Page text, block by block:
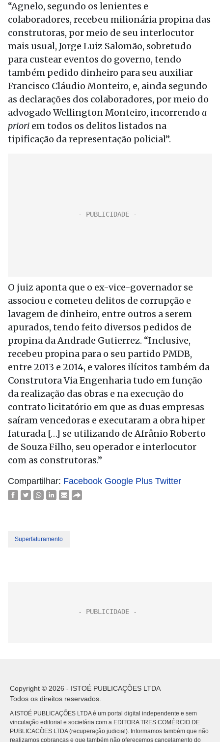
“Agnelo, segundo os lenientes e
colaboradores, recebeu milionária propina das
construtoras, por meio de seu interlocutor
mais usual, Jorge Luiz Salomão, sobretudo
para custear eventos do governo, tendo
também pedido dinheiro para seu auxiliar
Francisco Cláudio Monteiro, e, ainda segundo
as declarações dos colaboradores, por meio do
advogado Wellington Monteiro, incorrendo a
priori em todos os delitos listados na
tipificação da representação policial”.
O juiz aponta que o ex-vice-governador se
associou e cometeu delitos de corrupção e
lavagem de dinheiro, entre outros a serem
apurados, tendo feito diversos pedidos de
propina da Andrade Gutierrez. “Inclusive,
recebeu propina para o seu partido PMDB,
entre 2013 e 2014, e valores ilícitos também da
Construtora Via Engenharia tudo em função
da realização das obras e na execução do
contrato licitatório em que as duas empresas
saíram vencedoras e executaram a obra hiper
faturada […] se utilizando de Afrânio Roberto
de Souza Filho, seu operador e interlocutor
com as construtoras.”
Compartilhar: Facebook Google Plus Twitter
Superfaturamento
Copyright © 2026 - ISTOÉ PUBLICAÇÕES LTDA
Todos os direitos reservados.
A ISTOÉ PUBLICAÇÕES LTDA é um portal digital independente e sem
vinculação editorial e societária com a EDITORA TRES COMÉRCIO DE
PUBLICACÕES LTDA (recuperação judicial). Informamos também que não
realizamos cobranças e que também não oferecemos cancelamento do